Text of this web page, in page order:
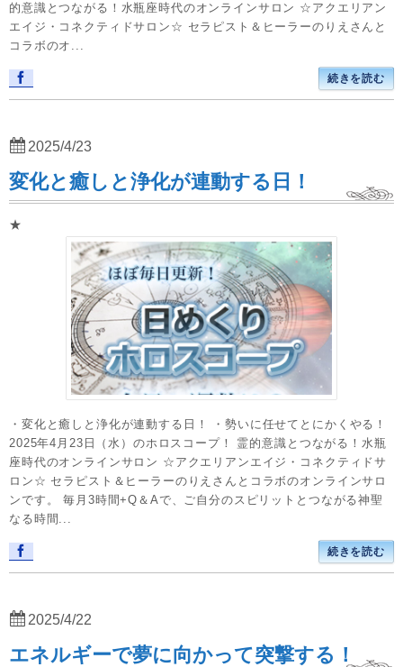
的意識とつながる！水瓶座時代のオンラインサロン ☆アクエリアン
エイジ・コネクティドサロン☆ セラピスト＆ヒーラーのりえさんと
コラボのオ...
続きを読む
変化と癒しと浄化が連動する日！
★
・変化と癒しと浄化が連動する日！ ・勢いに任せてとにかくやる！
2025年4月23日（水）のホロスコープ！ 霊的意識とつながる！水瓶
座時代のオンラインサロン ☆アクエリアンエイジ・コネクティドサ
ロン☆ セラピスト＆ヒーラーのりえさんとコラボのオンラインサロ
ンです。 毎月3時間+Q＆Aで、ご自分のスピリットとつながる神聖
なる時間...
続きを読む
2025/4/23
エネルギーで夢に向かって突撃する！
2025/4/22